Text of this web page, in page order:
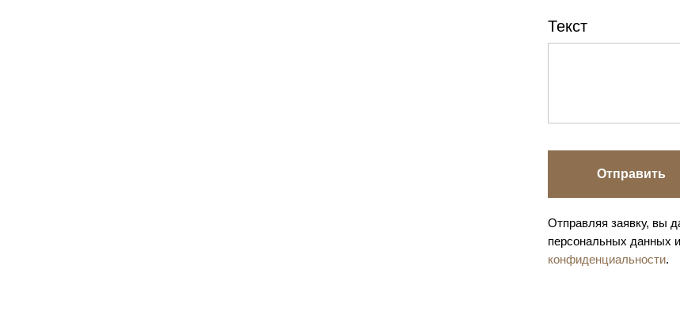
Текст
Отправить
Отправляя заявку, вы
персональных данных
конфиденциальности.